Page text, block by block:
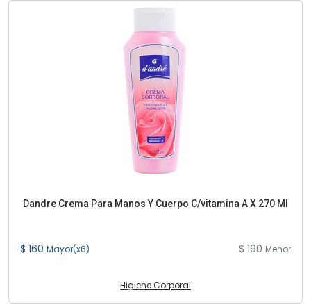
Dandre Crema Para Manos Y Cuerpo C/vitamina A X 270 Ml
$ 160 Mayor(x6) $ 190 Menor
Higiene Corporal